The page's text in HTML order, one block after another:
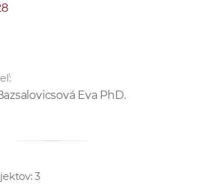
Eva PhD.
3